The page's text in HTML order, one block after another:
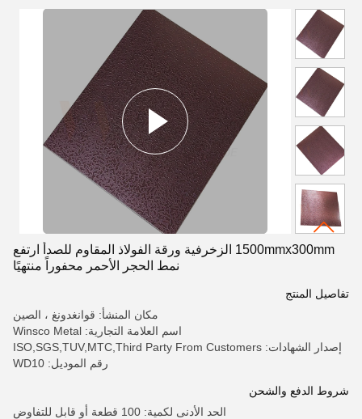
1500mmx300mm الزخرفية ورقة الفولاذ المقاوم للصدأ ارتفع
نمط الحجر الأحمر محفوراً منتهيًا
تفاصيل المنتج
مكان المنشأ: قوانغدونغ ، الصين
اسم العلامة التجارية: Winsco Metal
إصدار الشهادات: ISO,SGS,TUV,MTC,Third Party From Customers
رقم الموديل: WD10
شروط الدفع والشحن
الحد الأدنى لكمية: 100 قطعة أو قابل للتفاوض